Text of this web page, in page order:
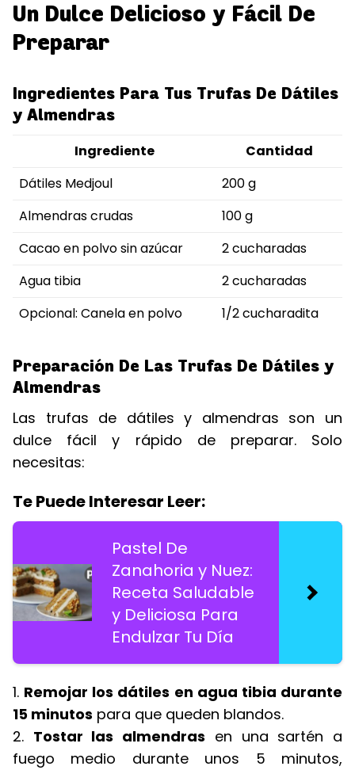
Un Dulce Delicioso y Fácil De
Preparar
Ingredientes Para Tus Trufas De Dátiles
y Almendras
Ingrediente
Cantidad
Dátiles Medjoul
200 g
Almendras crudas
100 g
Cacao en polvo sin azúcar
2 cucharadas
Agua tibia
2 cucharadas
Opcional: Canela en polvo
1/2 cucharadita
Preparación De Las Trufas De Dátiles y
Almendras
Las trufas de dátiles y almendras son un
dulce fácil y rápido de preparar. Solo
necesitas:
Te Puede Interesar Leer:
Pastel De
Zanahoria y Nuez:
Receta Saludable
y Deliciosa Para
Endulzar Tu Día
1. Remojar los dátiles en agua tibia durante
15 minutos para que queden blandos.
2. Tostar las almendras en una sartén a
fuego medio durante unos 5 minutos,